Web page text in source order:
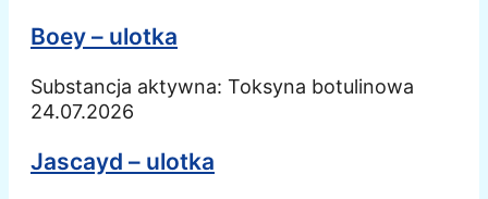
Boey – ulotka
Substancja aktywna: Toksyna botulinowa
24.07.2026
Jascayd – ulotka